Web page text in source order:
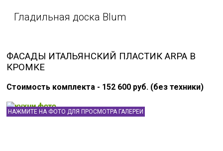
Гладильная доска Blum
ФАСАДЫ ИТАЛЬЯНСКИЙ ПЛАСТИК ARPA В
КРОМКЕ
Стоимость комплекта - 152 600 руб. (без техники)
НАЖМИТЕ НА ФОТО ДЛЯ ПРОСМОТРА ГАЛЕРЕИ